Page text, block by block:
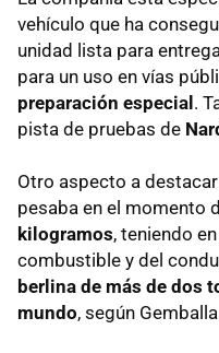
vehículo que ha
unidad lista para
para un uso en vías
preparación especial.
pista de pruebas de
Otro aspecto a
pesaba en el momento
kilogramos, teniendo
combustible y del
berlina de más de dos
mundo, según